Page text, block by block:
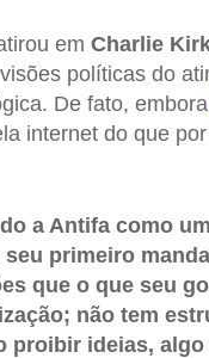
em Charlie
políticas do
De fato, embora
internet do que
a Antifa como
primeiro
que o que seu
não tem
proibir ideias,